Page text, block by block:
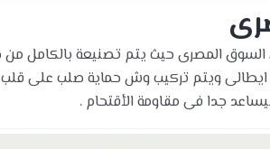
ايطالى ويتم تركيب وش حماية صلب على قلب
جدا فى مقاومة الأقتحام .